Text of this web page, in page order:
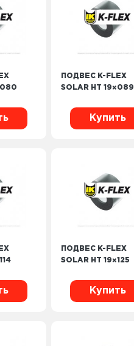
ПОДВЕС K-FLEX
SOLAR HT 19×089
Купить
ПОДВЕС K-FLEX
SOLAR HT 19×125
Купить